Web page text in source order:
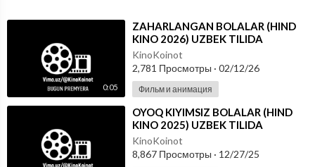
0:05
⁣ZAHARLANGAN BOLALAR (HIND
KINO 2026) UZBEK TILIDA
KinoKoinot
2,781 Просмотры · 02/12/26
Фильм и анимация
⁣OYOQ KIYIMSIZ BOLALAR (HIND
KINO 2025) UZBEK TILIDA
KinoKoinot
8,867 Просмотры · 12/27/25